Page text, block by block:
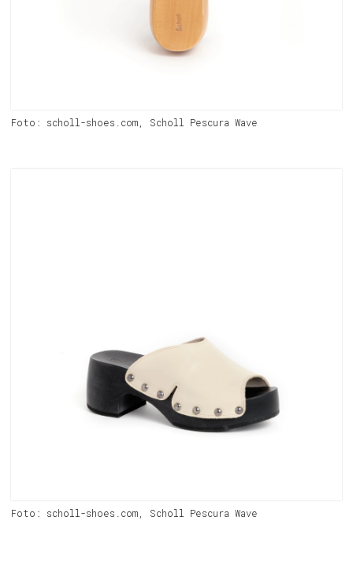
Foto: scholl-shoes.com, Scholl Pescura Wave
Foto: scholl-shoes.com, Scholl Pescura Wave